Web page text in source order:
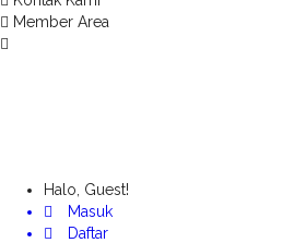
Member Area
Halo, Guest!
Masuk
Daftar